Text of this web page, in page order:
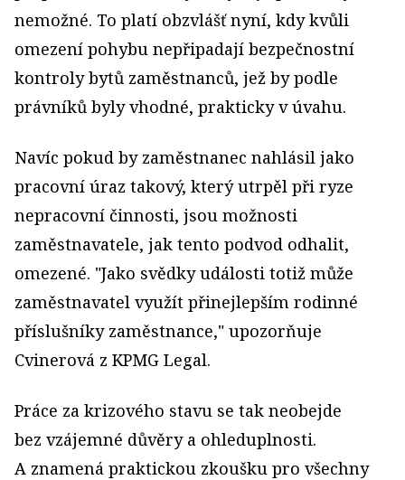
nemožné. To platí obzvlášť nyní, kdy kvůli
omezení pohybu nepřipadají bezpečnostní
kontroly bytů zaměstnanců, jež by podle
právníků byly vhodné, prakticky v úvahu.
Navíc pokud by zaměstnanec nahlásil jako
pracovní úraz takový, který utrpěl při ryze
nepracovní činnosti, jsou možnosti
zaměstnavatele, jak tento podvod odhalit,
omezené. "Jako svědky události totiž může
zaměstnavatel využít přinejlepším rodinné
příslušníky zaměstnance," upozorňuje
Cvinerová z KPMG Legal.
Práce za krizového stavu se tak neobejde
bez vzájemné důvěry a ohleduplnosti.
A znamená praktickou zkoušku pro všechny